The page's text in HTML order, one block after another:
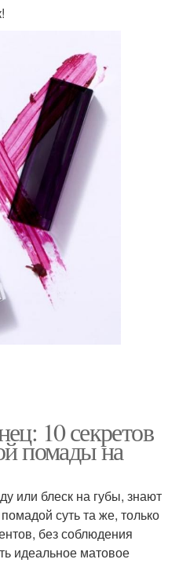
10 секретов
помады на
или блеск на губы, знают
суть та же, только
без соблюдения
идеальное матовое